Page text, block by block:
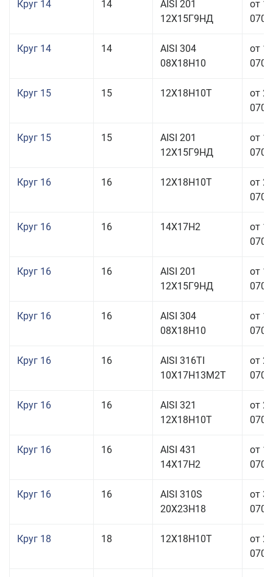
Круг 14 14
AISI 201
12Х15Г9НД
от
Круг 14 14
AISI 304
08Х18Н10
от
Круг 15 15 12Х18Н10Т
от
Круг 15 15
AISI 201
12Х15Г9НД
от
Круг 16 16 12Х18Н10Т
от
Круг 16 16 14Х17Н2
от
Круг 16 16
AISI 201
12Х15Г9НД
от
Круг 16 16
AISI 304
08Х18Н10
от
Круг 16 16
AISI 316TI
10Х17Н13М2Т
от
Круг 16 16
AISI 321
12Х18Н10Т
от
Круг 16 16
AISI 431
14Х17Н2
от
Круг 16 16
AISI 310S
20Х23Н18
от
Круг 18 18 12Х18Н10Т
от